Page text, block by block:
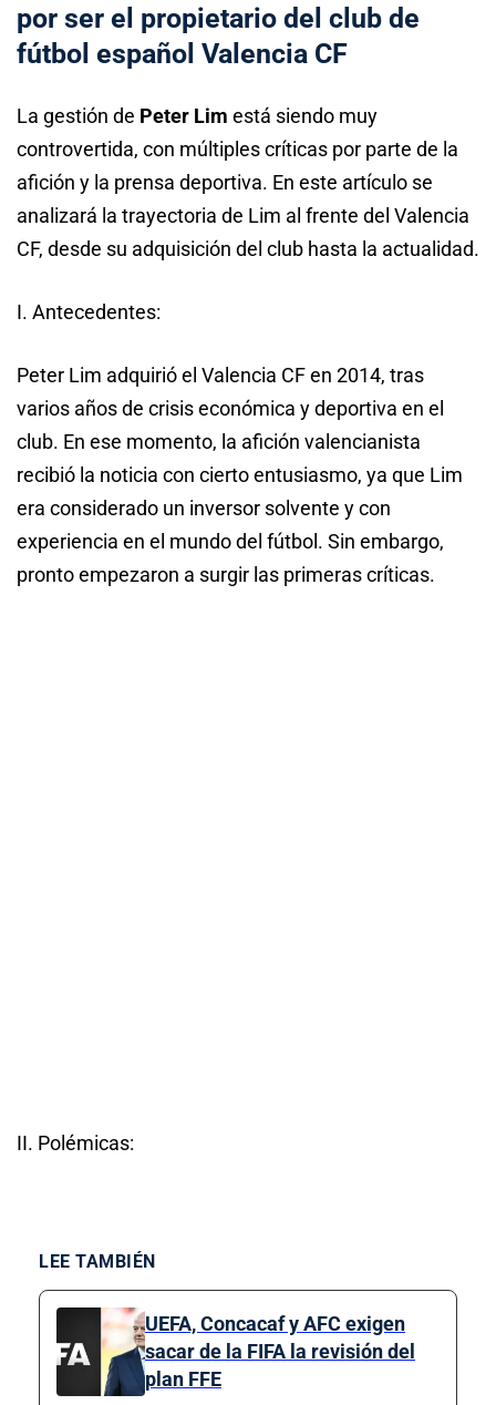
por ser el propietario del club de
fútbol español Valencia CF
La gestión de Peter Lim está siendo muy
controvertida, con múltiples críticas por parte de la
afición y la prensa deportiva. En este artículo se
analizará la trayectoria de Lim al frente del Valencia
CF, desde su adquisición del club hasta la actualidad.
I. Antecedentes:
Peter Lim adquirió el Valencia CF en 2014, tras
varios años de crisis económica y deportiva en el
club. En ese momento, la afición valencianista
recibió la noticia con cierto entusiasmo, ya que Lim
era considerado un inversor solvente y con
experiencia en el mundo del fútbol. Sin embargo,
pronto empezaron a surgir las primeras críticas.
II. Polémicas:
LEE TAMBIÉN
UEFA, Concacaf y AFC exigen
sacar de la FIFA la revisión del
plan FFE